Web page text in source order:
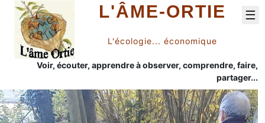
L'ÂME-ORTIE
L'écologie... économique
Voir, écouter, apprendre à observer, comprendre, faire,
partager...
☰